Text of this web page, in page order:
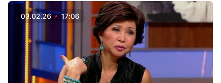
03.02.26 17:06